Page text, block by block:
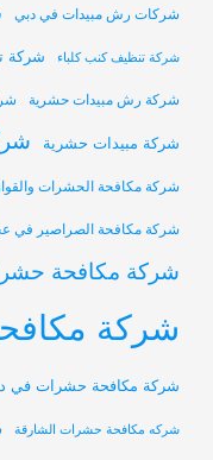
شركات رش مبيدات في دبي
شركة تنظيف كنب كلباء شركة
شركة رش مبيدات حشرية
شركة مبيدات حشرية
شركة مكافحة الحشرات
شركة مكافحة الصراصير في
شركة مكافحة
شركة
شركة مكافحة حشرات في
شركه مكافحة حشرات الشارقة